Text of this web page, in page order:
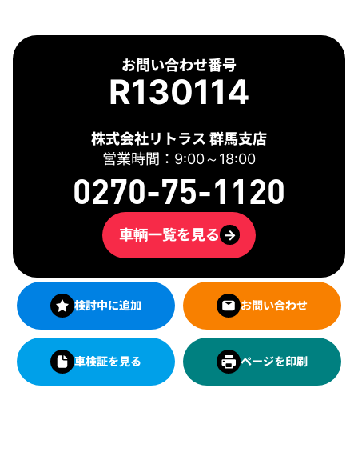
お問い合わせ番号
R130114
株式会社リトラス 群馬支店
営業時間：9:00～18:00
0270-75-1120
車輌一覧を見る →
検討中に追加 お問い合わせ
車検証を見る ページを印刷